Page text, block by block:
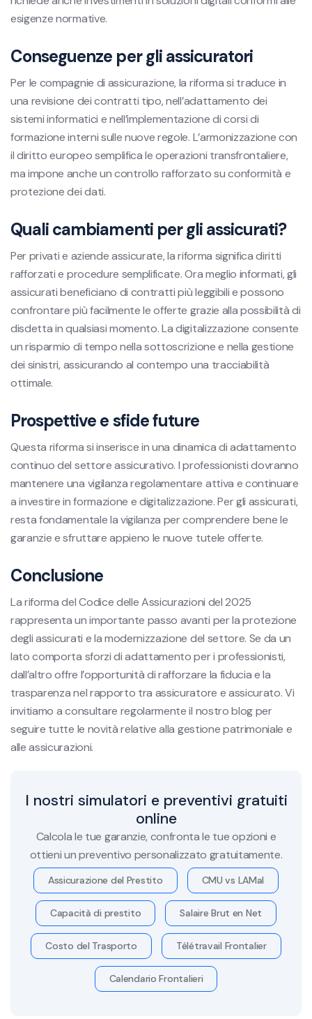
esigenze normative.
Conseguenze per gli assicuratori
Per le compagnie di assicurazione, la riforma si traduce in
una revisione dei contratti tipo, nell’adattamento dei
sistemi informatici e nell’implementazione di corsi di
formazione interni sulle nuove regole. L’armonizzazione con
il diritto europeo semplifica le operazioni transfrontaliere,
ma impone anche un controllo rafforzato su conformità e
protezione dei dati.
Quali cambiamenti per gli assicurati?
Per privati e aziende assicurate, la riforma significa diritti
rafforzati e procedure semplificate. Ora meglio informati, gli
assicurati beneficiano di contratti più leggibili e possono
confrontare più facilmente le offerte grazie alla possibilità di
disdetta in qualsiasi momento. La digitalizzazione consente
un risparmio di tempo nella sottoscrizione e nella gestione
dei sinistri, assicurando al contempo una tracciabilità
ottimale.
Prospettive e sfide future
Questa riforma si inserisce in una dinamica di adattamento
continuo del settore assicurativo. I professionisti dovranno
mantenere una vigilanza regolamentare attiva e continuare
a investire in formazione e digitalizzazione. Per gli assicurati,
resta fondamentale la vigilanza per comprendere bene le
garanzie e sfruttare appieno le nuove tutele offerte.
Conclusione
La riforma del Codice delle Assicurazioni del 2025
rappresenta un importante passo avanti per la protezione
degli assicurati e la modernizzazione del settore. Se da un
lato comporta sforzi di adattamento per i professionisti,
dall’altro offre l’opportunità di rafforzare la fiducia e la
trasparenza nel rapporto tra assicuratore e assicurato. Vi
invitiamo a consultare regolarmente il nostro blog per
seguire tutte le novità relative alla gestione patrimoniale e
alle assicurazioni.
I nostri simulatori e preventivi gratuiti
online
Calcola le tue garanzie, confronta le tue opzioni e
ottieni un preventivo personalizzato gratuitamente.
Assicurazione del Prestito CMU vs LAMal
Capacità di prestito Salaire Brut en Net
Costo del Trasporto Télétravail Frontalier
Calendario Frontalieri